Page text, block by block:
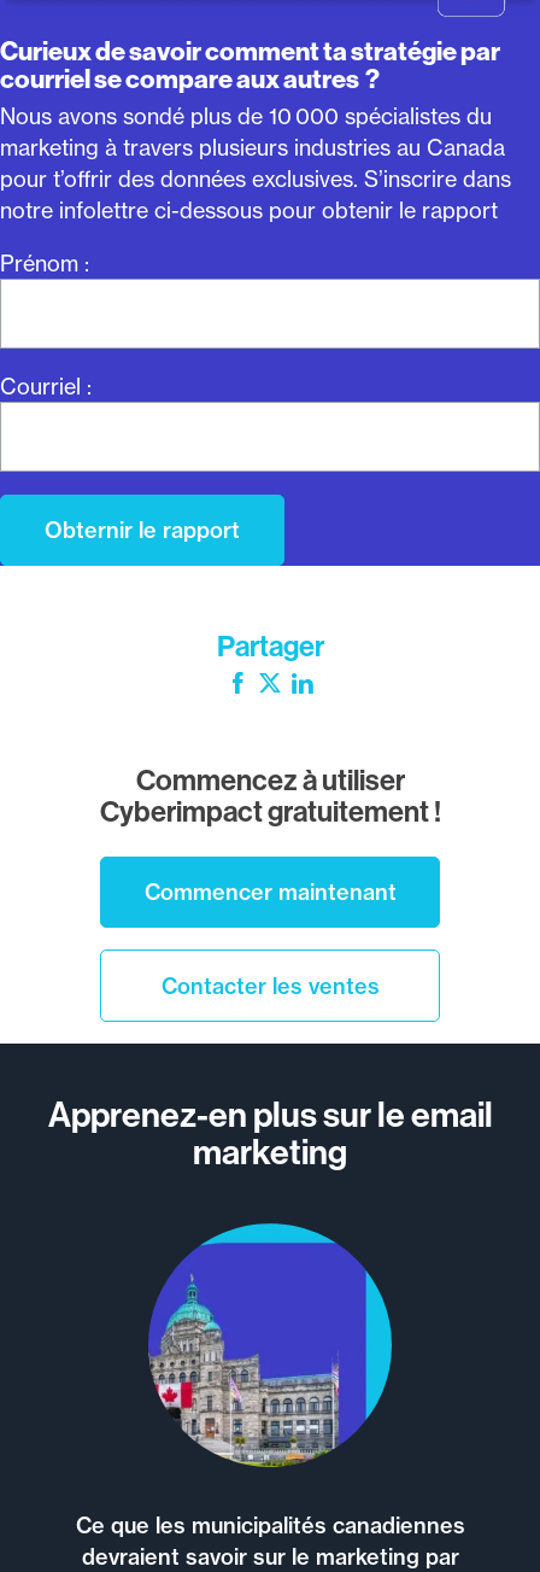
Curieux de savoir comment ta stratégie par
courriel se compare aux autres ?
Nous avons sondé plus de 10 000 spécialistes du
marketing à travers plusieurs industries au Canada
pour t’offrir des données exclusives. S’inscrire dans
notre infolettre ci-dessous pour obtenir le rapport
Prénom :
Courriel :
Partager
Facebook
Twitter
Commencez à utiliser
Cyberimpact gratuitement !
Commencer maintenant
Contacter les ventes
Apprenez-en plus sur le email
marketing
Ce que les municipalités canadiennes
devraient savoir sur le marketing par